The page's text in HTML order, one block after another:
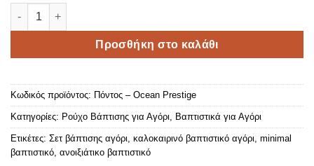
Πόντος – Ocean Prestige ποσότητα
Προσθήκη στο καλάθι
Κωδικός προϊόντος: Πόντος – Ocean Prestige
Κατηγορίες: Ρούχο Βάπτισης για Αγόρι Βαπτιστικά για Αγόρι
Ετικέτες: Σετ βάπτισης αγόρι καλοκαιρινό βαπτιστικό αγόρι minimal
βαπτιστικό ανοιξιάτικο βαπτιστικό